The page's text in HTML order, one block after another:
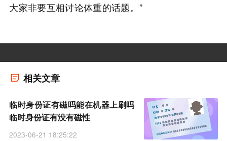
大家非要互相讨论体重的话题。”
相关文章
临时身份证有磁吗能在机器上刷吗
临时身份证有没有磁性
2023-06-21 18:25:22